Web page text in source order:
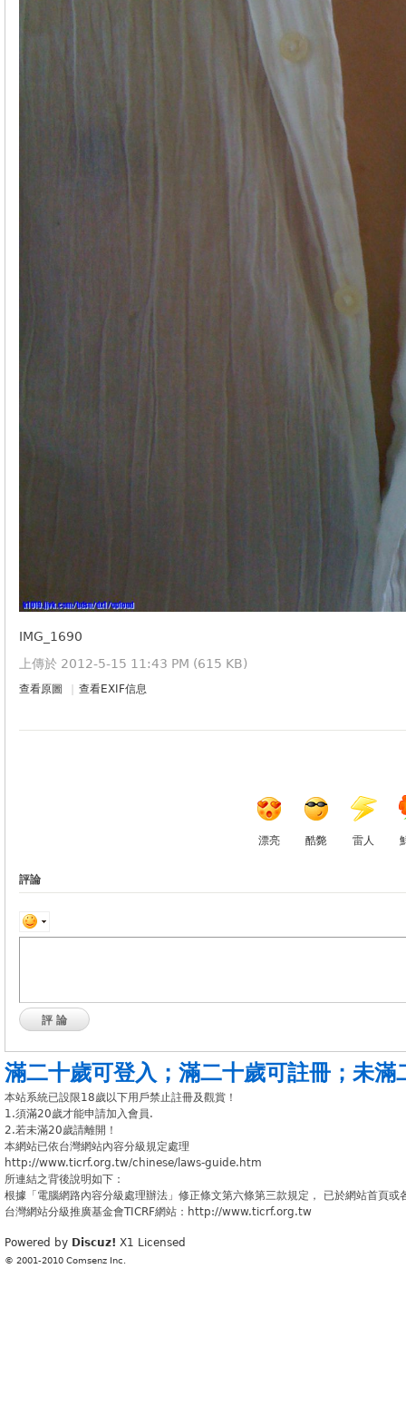
IMG_1690
上傳於 2012-5-15 11:43 PM (615 KB)
查看原圖 | 查看EXIF信息
漂亮 酷斃 雷人
評論
評論
滿二十歲可登入 ； 滿二十歲可註冊 ； 未滿
本站系統已設限18歲以下用戶禁止註冊及觀賞！
1.須滿20歲才能申請加入會員.
2.若未滿20歲請離開！
本網站已依台灣網站內容分級規定處理
http://www.ticrf.org.tw/chinese/laws-guide.htm
所連結之背後說明如下：
根據「電腦網路內容分級處理辦法」修正條文第六條第三款規定， 已於網站首頁
台灣網站分級推廣基金會TICRF網站：http://www.ticrf.org.tw
Powered by Discuz! X1 Licensed
© 2001-2010 Comsenz Inc.